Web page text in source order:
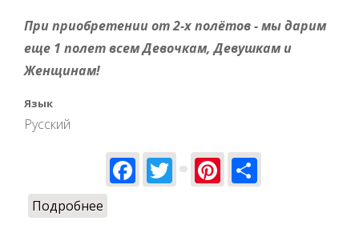
При приобретении от 2-х полётов - мы дарим
еще 1 полет всем Девочкам, Девушкам и
Женщинам!
Язык
Русский
Facebook
TwitterPinterest
Подробнее